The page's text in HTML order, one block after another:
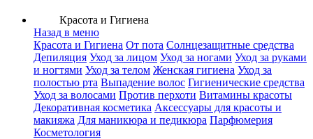
Красота и Гигиена
Назад в меню
Красота и Гигиена От пота Солнцезащитные средства
Депиляция Уход за лицом Уход за ногами Уход за руками
и ногтями Уход за телом Женская гигиена Уход за
полостью рта Выпадение волос Гигиенические средства
Уход за волосами Против перхоти Витамины красоты
Декоративная косметика Аксессуары для красоты и
макияжа Для маникюра и педикюра Парфюмерия
Косметология